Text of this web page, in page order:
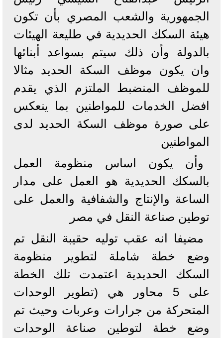
الجمهورية والشعب المصري بأن تكون
هيئة السكك الحديدية في طليعة الهيئات
بالدولة وأن ذلك سيتم بسواعد أبنائها
وان يكون موظف السكة الحديد مثالا
للموظف المنضبط الملتزم الذي يقدم
افضل الخدمات للمواطنين بما ينعكس
على صورة موظف السكة الحديد لدى
المواطنين
وأن يكون اساس منظومة العمل
بالسكك الحديدية هو العمل على مدار
الساعة والإنتاج والشفافية والعمل على
توطين صناعة النقل في مصر
مضيفا انه عقب توليه حقيبة النقل تم
وضع خطة شاملة لتطوير منظومة
السكك الحديدية اعتمدت تلك الخطة
على 5 محاور هي (تطوير الوحدات
المتحركة من جرارات وعربات وحيث تم
وضع خطة لتوطين صناعة الوحدات